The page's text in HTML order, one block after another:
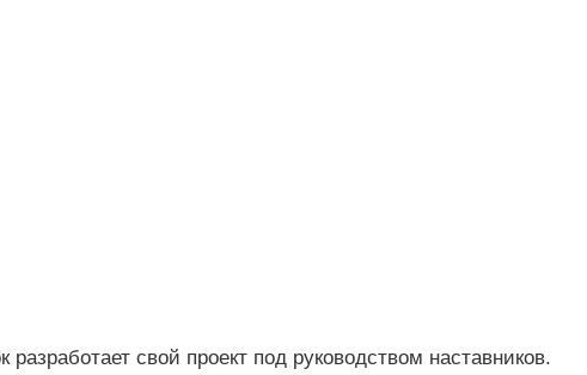
свой проект под руководством наставников.